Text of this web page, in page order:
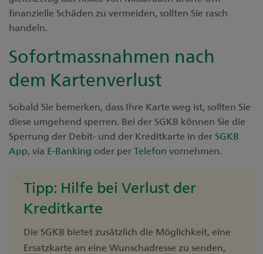
finanzielle Schäden zu vermeiden, sollten Sie rasch
handeln.
Sofortmassnahmen nach
dem Kartenverlust
Sobald Sie bemerken, dass Ihre Karte weg ist, sollten Sie
diese umgehend sperren. Bei der SGKB können Sie die
Sperrung der Debit- und der Kreditkarte in der SGKB
App, via E-Banking oder perTelefon vornehmen.
Tipp: Hilfe bei Verlust der
Kreditkarte
Die SGKB bietet zusätzlich die Möglichkeit, eine
Ersatzkarte an eine Wunschadresse zu senden,